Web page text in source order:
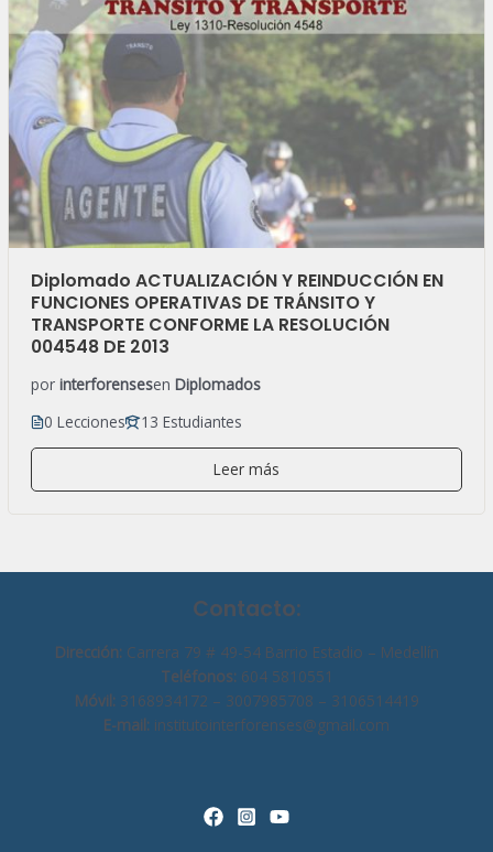
Diplomado ACTUALIZACIÓN Y REINDUCCIÓN EN
FUNCIONES OPERATIVAS DE TRÁNSITO Y
TRANSPORTE CONFORME LA RESOLUCIÓN
004548 DE 2013
por interforensesen Diplomados
0 Lecciones
13 Estudiantes
Leer más
Contacto:
Dirección: Carrera 79 # 49-54 Barrio Estadio – Medellín
Teléfonos: 604 5810551
Móvil: 3168934172 – 3007985708 – 3106514419
E-mail: institutointerforenses@gmail.com